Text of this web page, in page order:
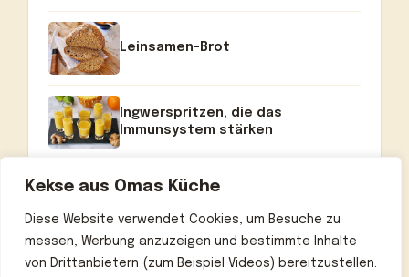
Kekse aus Omas Küche
Diese Website verwendet Cookies, um Besuche zu
messen, Werbung anzuzeigen und bestimmte Inhalte
von Drittanbietern (zum Beispiel Videos) bereitzustellen.
Leinsamen-Brot
Ingwerspritzen, die das
Immunsystem stärken